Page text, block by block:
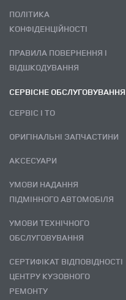
ПОЛІТИКА
КОНФІДЕНЦІЙНОСТІ
ПРАВИЛА ПОВЕРНЕННЯ І
ВІДШКОДУВАННЯ
СЕРВІСНЕ ОБСЛУГОВУВАННЯ
СЕРВІС І ТО
ОРИГІНАЛЬНІ ЗАПЧАСТИНИ
АКСЕСУАРИ
УМОВИ НАДАННЯ
ПІДМІННОГО АВТОМОБІЛЯ
УМОВИ ТЕХНІЧНОГО
ОБСЛУГОВУВАННЯ
СЕРТИФІКАТ ВІДПОВІДНОСТІ
ЦЕНТРУ КУЗОВНОГО
РЕМОНТУ